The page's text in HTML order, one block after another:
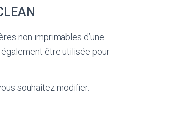
non imprimables d’une
être utilisée pour
souhaitez modifier.